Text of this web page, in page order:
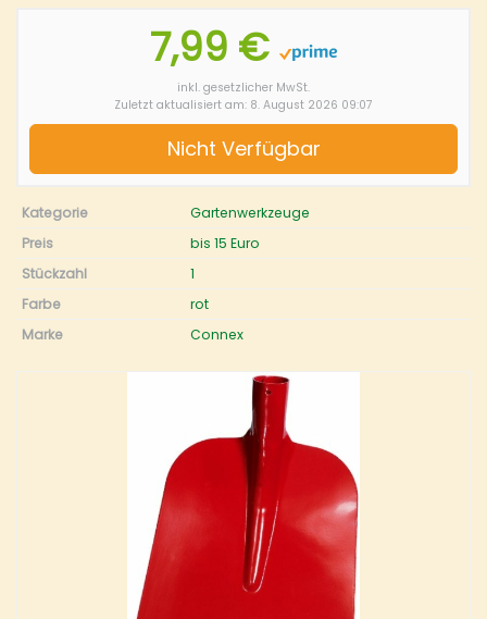
7,99 €
inkl. gesetzlicher MwSt.
Zuletzt aktualisiert am: 8. August 2026 09:07
Nicht Verfügbar
Kategorie
Gartenwerkzeuge
Preis
bis 15 Euro
Stückzahl
1
Farbe
rot
Marke
Connex